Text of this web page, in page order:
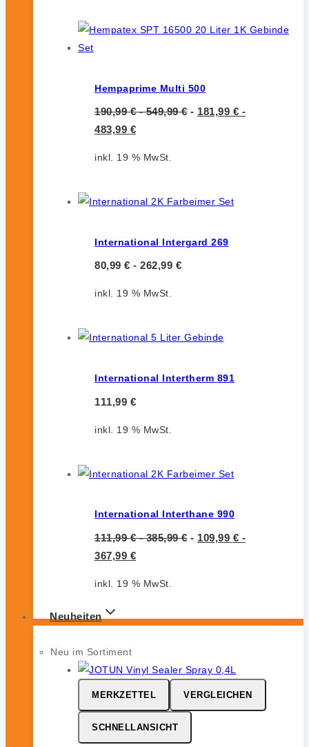
Hempaprime Multi 500
190,99€-549,99€- 181,99 € -
483,99 €
inkl. 19 % MwSt.
International Intergard 269
80,99 € - 262,99 €
inkl. 19 % MwSt.
International Intertherm 891
111,99 €
inkl. 19 % MwSt.
International Interthane 990
111,99€-385,99€- 109,99 € -
367,99 €
inkl. 19 % MwSt.
Neuheiten
Neu im Sortiment
MERKZETTEL VERGLEICHEN
SCHNELLANSICHT